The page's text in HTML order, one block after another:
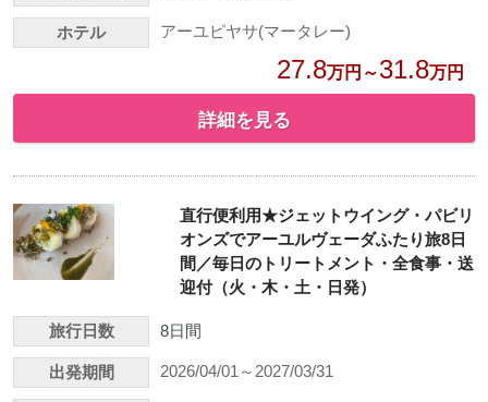
ホテル アーユピヤサ(マータレー)
27.8万円～31.8万円
詳細を見る
直行便利用★ジェットウイング・パビリ
オンズでアーユルヴェーダふたり旅8日
間／毎日のトリートメント・全食事・送
迎付（火・木・土・日発）
旅行日数 8日間
出発期間 2026/04/01～2027/03/31